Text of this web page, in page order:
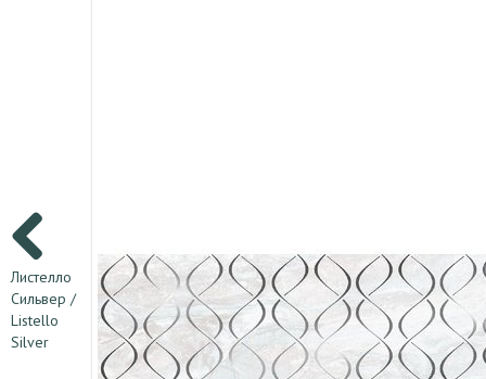
Листелло
Сильвер /
Listello
Silver